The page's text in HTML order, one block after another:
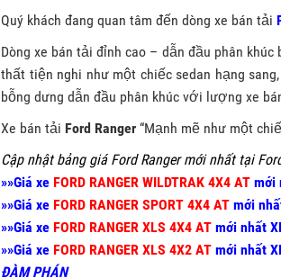
Quý khách đang quan tâm đến dòng xe bán tải
Dòng xe bán tải đỉnh cao – dẫn đầu phân
thất tiện nghi như một chiếc sedan hạng
bỗng dưng dẫn đầu phân khúc với lượng xe
Xe bán tải Ford Ranger “Mạnh mẽ như một
Cập nhật bảng giá Ford Ranger mới nhất tại
»»Giá xe FORD RANGER WILDTRAK 4X4 AT mới
»»Giá xe FORD RANGER SPORT 4X4 AT mới
»»Giá xe FORD RANGER XLS 4X4 AT mới nhất
»»Giá xe FORD RANGER XLS 4X2 AT mới nhất
ĐÀM PHÁN